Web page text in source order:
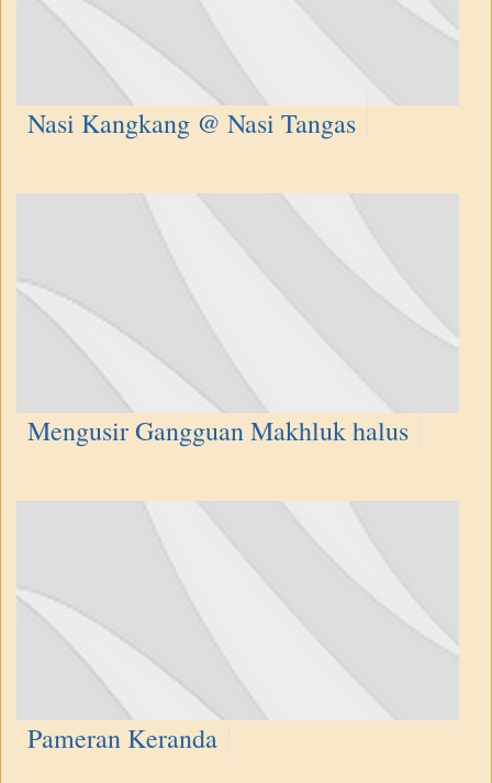
Nasi Kangkang @ Nasi Tangas
Mengusir Gangguan Makhluk halus
Pameran Keranda